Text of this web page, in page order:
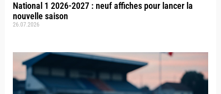
National 1 2026-2027 : neuf affiches pour lancer la
nouvelle saison
26.07.2026